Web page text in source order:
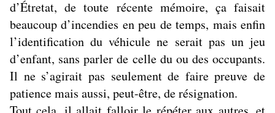
d’Étretat, de toute récente mémoire, ça faisait
beaucoup d’incendies en peu de temps, mais enfin
l’identification du véhicule ne serait pas un jeu
d’enfant, sans parler de celle du ou des occupants.
Il ne s’agirait pas seulement de faire preuve de
patience mais aussi, peut-être, de résignation.